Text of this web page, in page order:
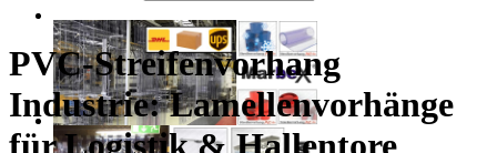
PVC-Streifenvorhang
Industrie: Lamellenvorhänge